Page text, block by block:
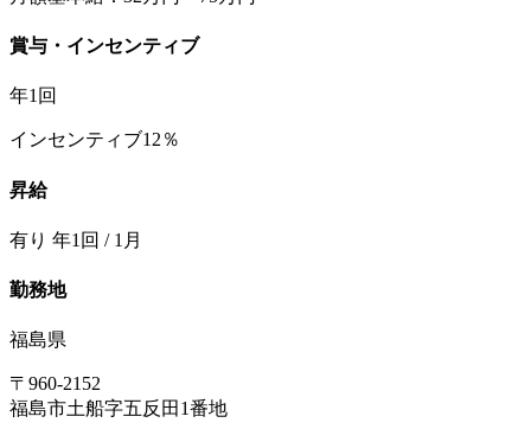
賞与・インセンティブ
年1回
インセンティブ12％
昇給
有り 年1回 / 1月
勤務地
福島県
〒960-2152
福島市土船字五反田1番地